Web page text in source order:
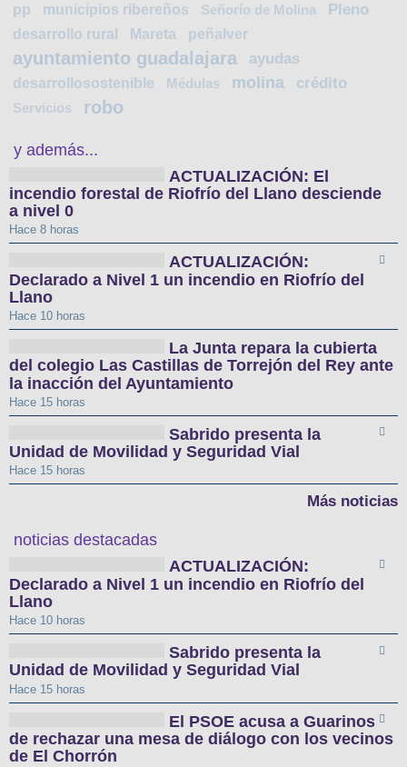
pp municipios ribereños Señorío de Molina Pleno
desarrollo rural Mareta peñalver
ayuntamiento guadalajara ayudas
desarrollosostenible Médulas molina crédito
Servicios robo
y además...
ACTUALIZACIÓN: El
incendio forestal de Riofrío del Llano desciende
a nivel 0
Hace 8 horas
ACTUALIZACIÓN:
Declarado a Nivel 1 un incendio en Riofrío del
Llano
Hace 10 horas
La Junta repara la cubierta
del colegio Las Castillas de Torrejón del Rey ante
la inacción del Ayuntamiento
Hace 15 horas
Sabrido presenta la
Unidad de Movilidad y Seguridad Vial
Hace 15 horas
Más noticias
noticias destacadas
ACTUALIZACIÓN:
Declarado a Nivel 1 un incendio en Riofrío del
Llano
Hace 10 horas
Sabrido presenta la
Unidad de Movilidad y Seguridad Vial
Hace 15 horas
El PSOE acusa a Guarinos
de rechazar una mesa de diálogo con los vecinos
de El Chorrón